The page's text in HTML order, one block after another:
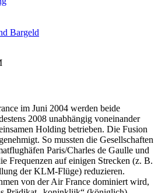
Bargeld
im Juni 2004 werden beide
2008 unabhängig voneinander
Holding betrieben. Die Fusion
So mussten die Gesellschaften
Paris/Charles de Gaulle und
Frequenzen auf einigen Strecken (z. B.
der KLM-Flüge) reduzieren.
von der Air France dominiert wird,